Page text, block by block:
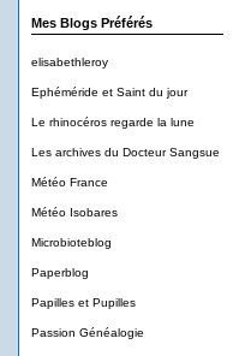
Mes Blogs Préférés
elisabethleroy
Ephéméride et Saint du jour
Le rhinocéros regarde la lune
Les archives du Docteur Sangsue
Météo France
Météo Isobares
Microbioteblog
Paperblog
Papilles et Pupilles
Passion Généalogie